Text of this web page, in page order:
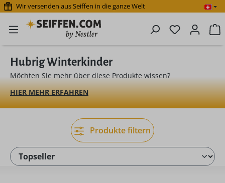
Zum Hauptinhalt springen
Wir versenden aus Seiffen in die ganze Welt
Du hast 0
Hubrig Winterkinder
Möchten Sie mehr über diese Produkte wissen?
HIER MEHR ERFAHREN
Produkte filtern